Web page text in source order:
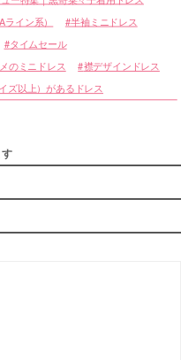
イン系） 半袖ミニドレス
タイムセール
のミニドレス
襟デザインドレス
ズ以上）があるドレス